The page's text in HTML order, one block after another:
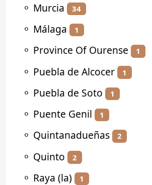
⚬ Murcia 34
⚬ Málaga 1
⚬ Province Of Ourense 1
⚬ Puebla de Alcocer 1
⚬ Puebla de Soto 1
⚬ Puente Genil 1
⚬ Quintanadueñas 2
⚬ Quinto 2
⚬ Raya (la) 1